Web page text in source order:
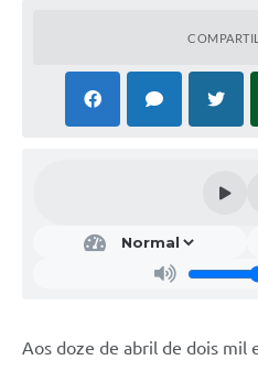
Aos doze de abril de dois mil